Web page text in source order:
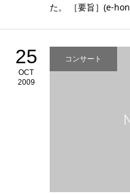
た。 ［要旨］(e-
25
OCT
2009
コンサート